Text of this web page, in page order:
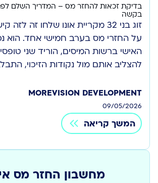
בדיקת זכאות להחזר מס – המדריך השלם
בקשה
זוג בני 32 מקריית אונו שלחו זה
על החזרי מס בערב חמישי אחד. הוא
להצליב אותם מול נקודות הזיכוי,
MOREVISION DEVELOPMENT
09/05/2026
המשך קריאה
מחשבון החזר מס